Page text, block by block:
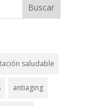
saludable
antiaging